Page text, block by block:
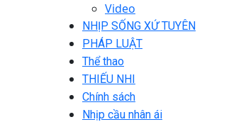
Video
NHỊP SỐNG XỨ TUYÊN
PHÁP LUẬT
Thể thao
THIẾU NHI
Chính sách
Nhịp cầu nhân ái